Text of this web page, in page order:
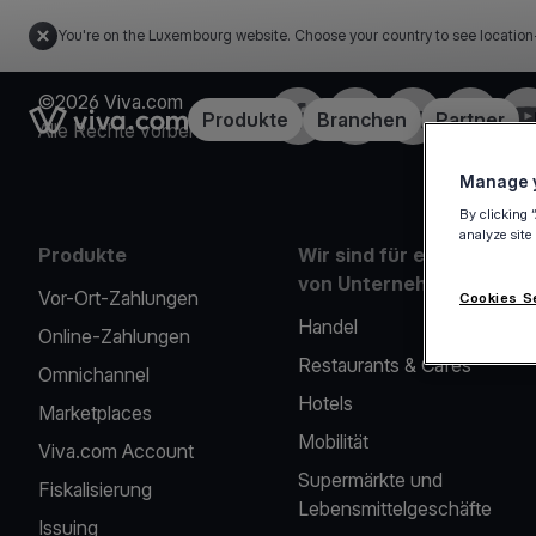
You're on the Luxembourg website. Choose your country to see
Link to the homepageProdukte Branchen Partner
©2026 Viva.com
Alle Rechte vorbehalten
Facebook
X LinkedInInstagram
Produkte
Vor-Ort-Zahlungen
Online-Zahlungen
Omnichannel
Marketplaces
Viva.com Account
Fiskalisierung
Issuing
Wir sind für eine Reihe
von Unternehmen da
Handel
Restaurants & Cafés
Hotels
Mobilität
Supermärkte und
Lebensmittelgeschäfte
Manage
By clicking
analyze
Cookies